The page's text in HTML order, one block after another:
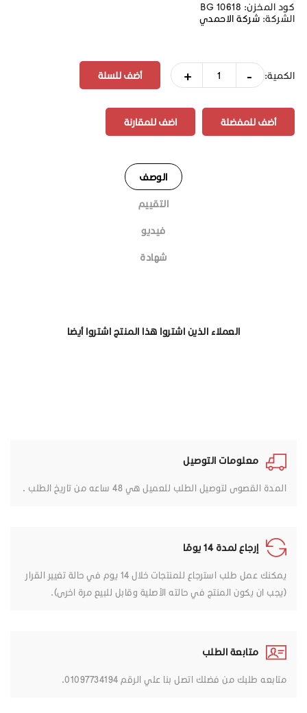
كود المخزن: BG 10618
الشركة: شركة الاحمدي
الكمية: -
+
أضف للمفضلة اضف للمقارنة
الوصف
التقييم
فيديو
شهادة
العملاء الذين اشتروا هذا المنتج اشتروا أيضا
معلومات التوصيل
المدة القصوى لتوصيل الطلب للعميل هي 48 ساعه من تاريخ الطلب .
إرجاع لمدة 14 يومًا
يمكنك عمل طلب استرجاع للمنتجات خلال 14 يوم في حالة تغيير القرار
(يجب ان يكون المنتج في حالته الأصلية وقابل للبيع مرة اخرى).
متابعة الطلب
متابعه طلبك من فضلك اتصل بنا علي الرقم 01097734194.